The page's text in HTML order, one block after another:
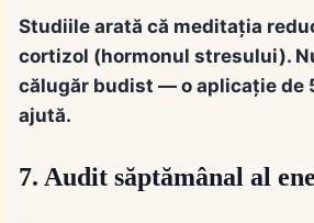
Studiile arată că meditația
cortizol (hormonul stresului).
călugăr budist — o aplicație de
ajută.
7. Audit săptămânal al